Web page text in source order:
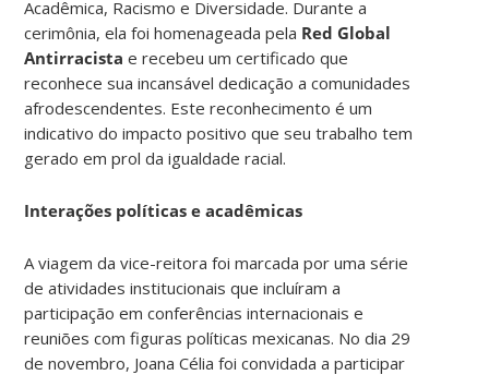
Acadêmica, Racismo e Diversidade. Durante a
cerimônia, ela foi homenageada pela Red Global
Antirracista e recebeu um certificado que
reconhece sua incansável dedicação a comunidades
afrodescendentes. Este reconhecimento é um
indicativo do impacto positivo que seu trabalho tem
gerado em prol da igualdade racial.
Interações políticas e acadêmicas
A viagem da vice-reitora foi marcada por uma série
de atividades institucionais que incluíram a
participação em conferências internacionais e
reuniões com figuras políticas mexicanas. No dia 29
de novembro, Joana Célia foi convidada a participar